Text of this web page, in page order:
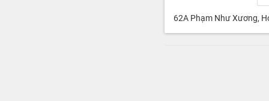
62A Phạm Như Xương,